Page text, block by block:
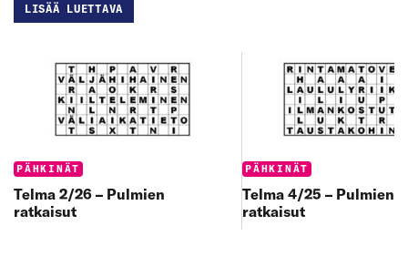
LISÄÄ LUETTAVA
Categories:
PÄHKINÄT
Telma 2/26 – Pulmien
ratkaisut
Categories:
PÄHKINÄT
Telma 4/25 – Pulmien
ratkaisut